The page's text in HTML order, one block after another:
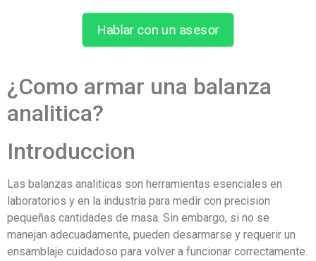
Hablar con un asesor
¿Como armar una balanza
analitica?
Introduccion
Las balanzas analiticas son herramientas esenciales en
laboratorios y en la industria para medir con precision
pequeñas cantidades de masa. Sin embargo, si no se
manejan adecuadamente, pueden desarmarse y requerir un
ensamblaje cuidadoso para volver a funcionar correctamente.